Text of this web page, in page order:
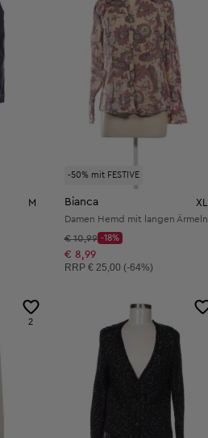
M
-50% mit FESTIVE
Bianca XL
Damen Hemd mit langen Ärmeln
Startpreis:
€ 10,99
Discount Price:
-18%
Reduzierter Preis:
€ 8,99
Unverbindliche Preisempfehlung:
RRP € 25,00 (-64%)
2